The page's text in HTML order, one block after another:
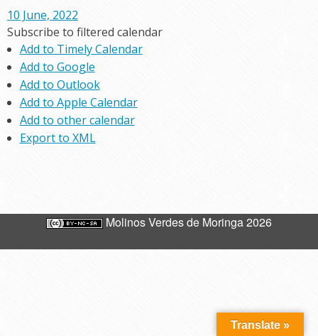
10 June, 2022
Subscribe to filtered calendar
Add to Timely Calendar
Add to Google
Add to Outlook
Add to Apple Calendar
Add to other calendar
Export to XML
Molinos Verdes de Moringa 2026
Translate »